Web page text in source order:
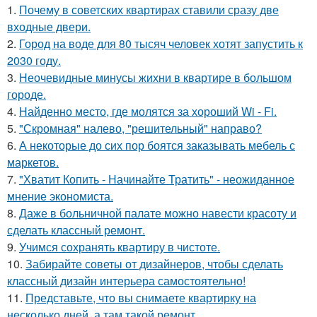
1. Почему в советских квартирах ставили сразу две
входные двери.
2. Город на воде для 80 тысяч человек хотят запустить к
2030 году.
3. Неочевидные минусы жихни в квартире в большом
городе.
4. Найденно место, где молятся за хороший Wi - Fi.
5. "Скромная" налево, "решительный" направо?
6. А некоторые до сих пор боятся заказывать мебель с
маркетов.
7. "Хватит Копить - Начинайте Тратить" - неожиданное
мнение экономиста.
8. Даже в больничной палате можно навести красоту и
сделать классный ремонт.
9. Учимся сохранять квартиру в чистоте.
10. Забирайте советы от дизайнеров, чтобы сделать
классный дизайн интерьера самостоятельно!
11. Представьте, что вы снимаете квартирку на